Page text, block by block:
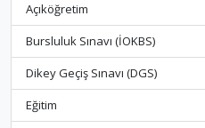
Açıköğretim
Bursluluk Sınavı (İOKBS)
Dikey Geçiş Sınavı (DGS)
Eğitim